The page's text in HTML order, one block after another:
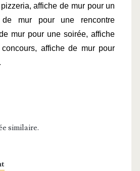
affiche de mur pour un
de mur pour une rencontre
mur pour une soirée, affiche
affiche de mur pour
similaire.